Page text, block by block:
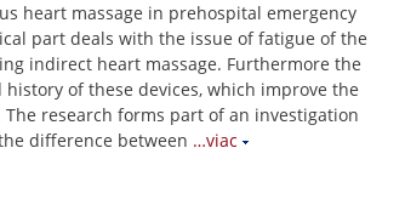
heart massage in prehospital emergency
part deals with the issue of fatigue of the
indirect heart massage. Furthermore the
of these devices, which improve the
The research forms part of an investigation
difference between …viac